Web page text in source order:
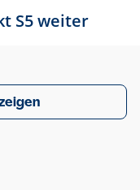
S5 weiter